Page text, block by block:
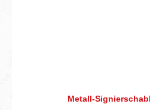
Metall-